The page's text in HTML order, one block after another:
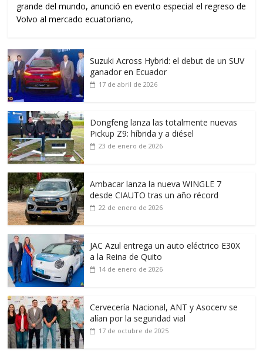
grande del mundo, anunció en evento especial el regreso de
Volvo al mercado ecuatoriano,
Suzuki Across Hybrid: el debut de un SUV
ganador en Ecuador
17 de abril de 2026
Dongfeng lanza las totalmente nuevas
Pickup Z9: híbrida y a diésel
23 de enero de 2026
Ambacar lanza la nueva WINGLE 7
desde CIAUTO tras un año récord
22 de enero de 2026
JAC Azul entrega un auto eléctrico E30X
a la Reina de Quito
14 de enero de 2026
Cervecería Nacional, ANT y Asocerv se
alían por la seguridad vial
17 de octubre de 2025